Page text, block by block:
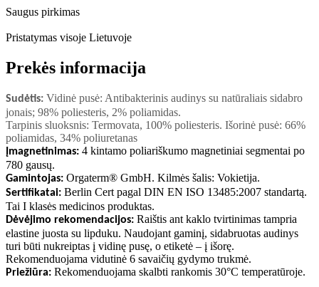
Saugus pirkimas
Pristatymas visoje Lietuvoje
Prekės informacija
Sudėtis: Vidinė pusė: Antibakterinis audinys su natūraliais sidabro
jonais; 98% poliesteris, 2% poliamidas.
Tarpinis sluoksnis: Termovata, 100% poliesteris. Išorinė pusė: 66%
poliamidas, 34% poliuretanas
Įmagnetinimas: 4 kintamo poliariškumo magnetiniai segmentai po
780 gausų.
Gamintojas: Orgaterm® GmbH. Kilmės šalis: Vokietija.
Sertifikatai: Berlin Cert pagal DIN EN ISO 13485:2007 standartą.
Tai I klasės medicinos produktas.
Dėvėjimo rekomendacijos: Raištis ant kaklo tvirtinimas tampria
elastine juosta su lipduku. Naudojant gaminį, sidabruotas audinys
turi būti nukreiptas į vidinę pusę, o etiketė – į išorę.
Rekomenduojama vidutinė 6 savaičių gydymo trukmė.
Priežiūra: Rekomenduojama skalbti rankomis 30°C temperatūroje.